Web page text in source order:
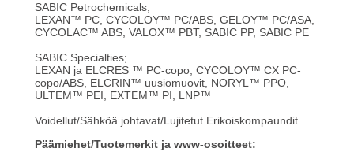
SABIC Petrochemicals;
LEXAN™ PC, CYCOLOY™ PC/ABS, GELOY™ PC/ASA,
CYCOLAC™ ABS, VALOX™ PBT, SABIC PP, SABIC PE
SABIC Specialties;
LEXAN ja ELCRES ™ PC-copo, CYCOLOY™ CX PC-
copo/ABS, ELCRIN™ uusiomuovit, NORYL™ PPO,
ULTEM™ PEI, EXTEM™ PI, LNP™
Voidellut/Sähköä johtavat/Lujitetut Erikoiskompaundit
Päämiehet/Tuotemerkit ja www-osoitteet: